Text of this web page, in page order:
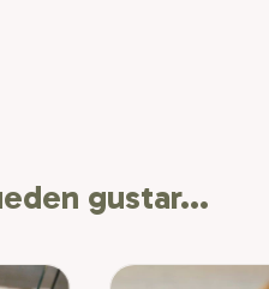
gustar...